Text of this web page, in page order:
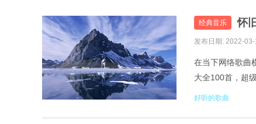
经典音乐 怀
发布日期: 2022-03-
在当下网络歌曲
大全100首，超
透你 2.庄心妍-
好听的歌曲